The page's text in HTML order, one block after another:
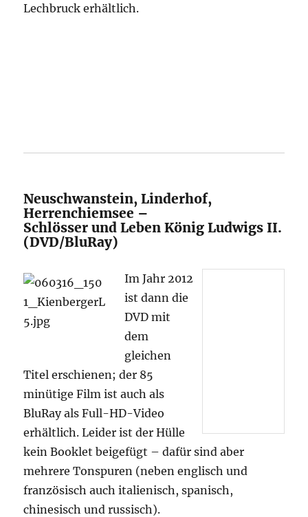
Lechbruck erhältlich.
Neuschwanstein, Linderhof,
Herrenchiemsee –
Schlösser und Leben König Ludwigs II.
(DVD/BluRay)
Im Jahr 2012
ist dann die
DVD mit
dem
gleichen
Titel erschienen; der 85
minütige Film ist auch als
BluRay als Full-HD-Video
erhältlich. Leider ist der Hülle
kein Booklet beigefügt – dafür sind aber
mehrere Tonspuren (neben englisch und
französisch auch italienisch, spanisch,
chinesisch und russisch).